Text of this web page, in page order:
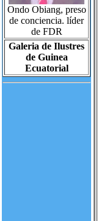
Ondo Obiang, preso
de conciencia. líder
de FDR
Galeria de Ilustres
de Guinea
Ecuatorial